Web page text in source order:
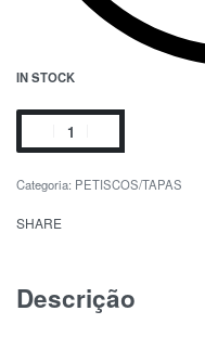
IN STOCK
Categoria: PETISCOS/TAPAS
SHARE
Descrição